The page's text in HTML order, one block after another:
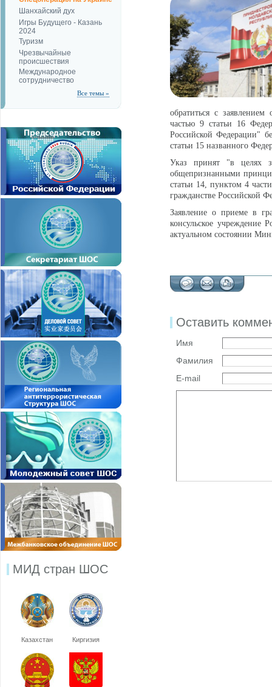
Шанхайский дух
Игры Будущего - Казань
2024
Туризм
Чрезвычайные
происшествия
Международное
сотрудничество
Все темы »
МИД стран ШОС
Казахстан Киргизия
обратиться с
частью 9 статьи 16
Российской Федерации"
статьи 15 названного
Указ принят "в целях
общепризнанными
статьи 14, пунктом 4
гражданстве Российской
Заявление о приеме в
консульское учреждение
актуальном состоянии
Оставить
Имя
Фамилия
E-mail